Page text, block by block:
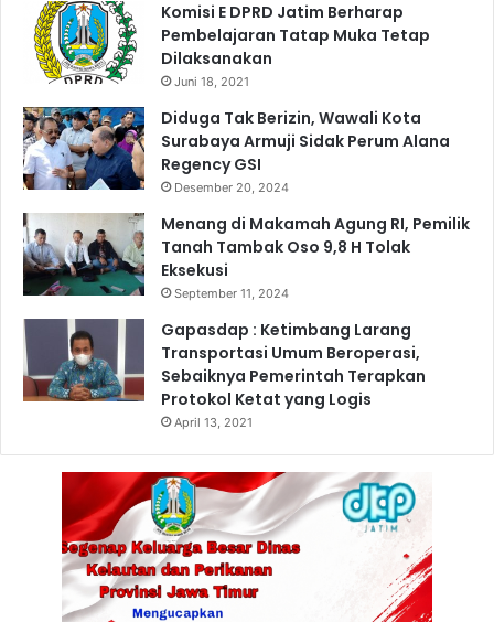
s
N
g
a
m
b
a
u
M
a
Komisi E DPRD Jatim Berharap
Pembelajaran Tatap Muka Tetap
Dilaksanakan
Juni 18, 2021
Diduga Tak Berizin, Wawali Kota
Surabaya Armuji Sidak Perum Alana
Regency GSI
Desember 20, 2024
Menang di Makamah Agung RI, Pemilik
Tanah Tambak Oso 9,8 H Tolak
Eksekusi
September 11, 2024
Gapasdap : Ketimbang Larang
Transportasi Umum Beroperasi,
Sebaiknya Pemerintah Terapkan
Protokol Ketat yang Logis
April 13, 2021